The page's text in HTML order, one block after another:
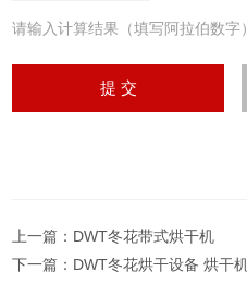
请输入计算结果（填写阿拉伯数字
上一篇： DWT冬花带式烘干机
下一篇： DWT冬花烘干设备 烘干